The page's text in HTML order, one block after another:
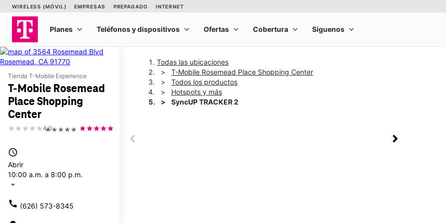
Tienda T-Mobile Experience
T-Mobile Rosemead
Place Shopping
Center
★★★★★
4.0
access_time
Abrir
10:00 a.m. a 8:00 p.m.
arrow_drop_down
call (626) 573-8345
Todas las ubicaciones
T-Mobile Rosemead Place Shopping Center
Todos los productos
Hotspots y más
SyncUP TRACKER 2
This carousel shows one large product image at a time. Use the Previous and Next buttons